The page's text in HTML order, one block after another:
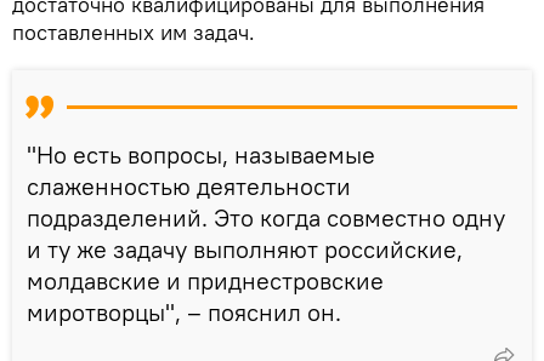
поставленных им задач.
"Но есть вопросы, называемые
слаженностью деятельности
подразделений. Это когда совместно одну
и ту же задачу выполняют российские,
молдавские и приднестровские
миротворцы", – пояснил он.